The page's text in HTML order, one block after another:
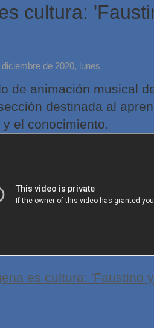
cultura:
de 2020, lunes
de animación musical
destinada al
el conocimiento.
es cultura: 'Faustino